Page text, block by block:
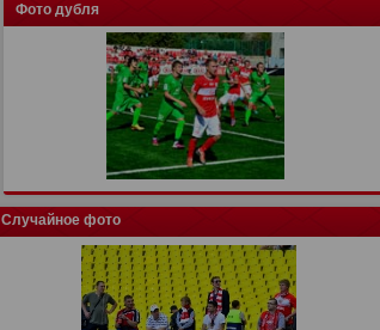
Фото дубля
Случайное фото